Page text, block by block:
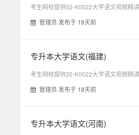
考生网校提供52-K0022大学语文视频精
管理员 发布于 18天前
专升本大学语文(福建)
考生网校提供35-K0022大学语文视频精
管理员 发布于 18天前
专升本大学语文(河南)